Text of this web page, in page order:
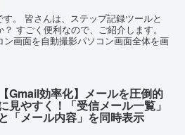
。 皆さんは、ステップ記録ツールと
すごく便利なので、ご紹介します。
ン画面を自動撮影パソコン画面全体を画
【Gmail効率化】メールを圧倒的
見やすく！「受信メール一覧」
と「メール内容」を同時表示